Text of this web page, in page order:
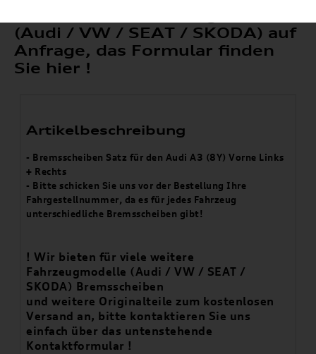
(Audi / VW / SEAT / SKODA) auf
Anfrage, das Formular finden
Sie hier !
Artikelbeschreibung
- Bremsscheiben Satz für den Audi A3 (8Y) Vorne Links
+ Rechts
- Bitte schicken Sie uns vor der Bestellung Ihre
Fahrgestellnummer, da es für jedes Fahrzeug
unterschiedliche Bremsscheiben gibt!
! Wir bieten für viele weitere
Fahrzeugmodelle (Audi / VW / SEAT /
SKODA) Bremsscheiben
und weitere Originalteile zum kostenlosen
Versand an, bitte kontaktieren Sie uns
einfach über das untenstehende
Kontaktformular !